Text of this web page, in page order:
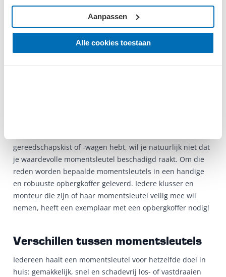
Alle cookies toestaan
Aanpassen
je dat je last van je handen krijgt wanneer je
momentsleutel een ergonomisch handvat heeft.
Voor een digitale momentsleutel is het vanzelfsprekend
gereedschapskist of -wagen hebt, wil je natuurlijk niet dat
je waardevolle momentsleutel beschadigd raakt. Om die
reden worden bepaalde momentsleutels in een handige
en robuuste opbergkoffer geleverd. Iedere klusser en
monteur die zijn of haar momentsleutel veilig mee wil
nemen, heeft een exemplaar met een opbergkoffer nodig!
Verschillen tussen momentsleutels
Iedereen haalt een momentsleutel voor hetzelfde doel in
huis: gemakkelijk, snel en schadevrij los- of vastdraaien